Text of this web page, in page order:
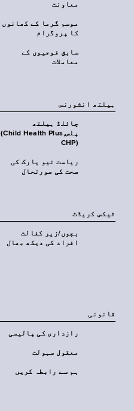
معاونت
موسم گرما کے کھانوں
کا پروگرام
سابق فوجیوں کے
معاملات
‏ہیلتھ انشورنس
چائلڈ ہیلتھ
پلس‎(Child Health Plus,
CHP)‎
ریاست نیو یارک کی
صحت کی صورتحال
ٹیکس کریڈٹ
بچوں/زیر کفالت
افراد کی دیکھ بھال
قانونی
رازداری کی پالیسی
معقول سہولت
ہم سے رابطہ کریں